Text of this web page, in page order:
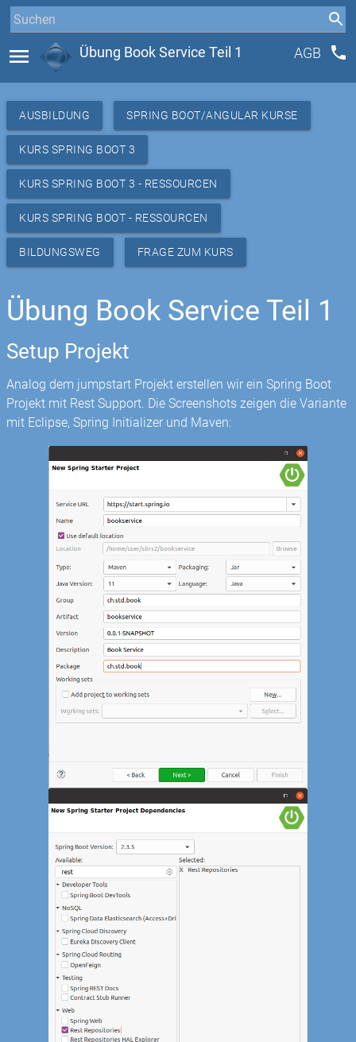
menu Übung Book Service Teil 1 AGB phone
AUSBILDUNG SPRING BOOT/ANGULAR KURSE
KURS SPRING BOOT 3
KURS SPRING BOOT 3 - RESSOURCEN
KURS SPRING BOOT - RESSOURCEN
BILDUNGSWEG FRAGE ZUM KURS
Übung Book Service Teil 1
Setup Projekt
Analog dem jumpstart Projekt erstellen wir ein Spring Boot
Projekt mit Rest Support. Die Screenshots zeigen die Variante
mit Eclipse, Spring Initializer und Maven: